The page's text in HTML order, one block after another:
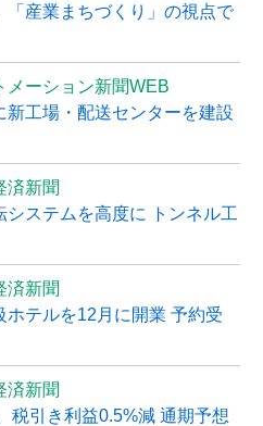
「産業まちづくり」の視点で
メーション新聞WEB
工場・配送センターを建設
済新聞
ステムを高度に トンネル工
済新聞
テルを12月に開業 予約受
済新聞
税引き利益0.5%減 通期予想